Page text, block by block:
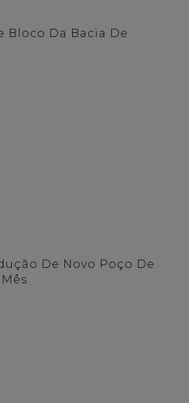
Bloco Da Bacia De
De Novo Poço De